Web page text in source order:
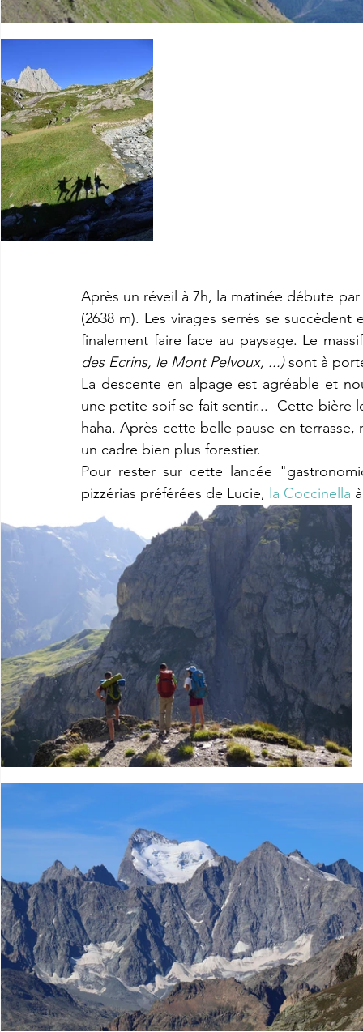
Après un réveil à 7h, la matinée débute
(2638 m). Les virages serrés se
finalement faire face au paysage. Le
des Ecrins, le Mont Pelvoux, ...) sont à
La descente en alpage est agréable et
une petite soif se fait sentir...  Cette bière
haha. Après cette belle pause en
un cadre bien plus forestier.
Pour rester sur cette lancée
pizzérias préférées de Lucie, la Coccinella